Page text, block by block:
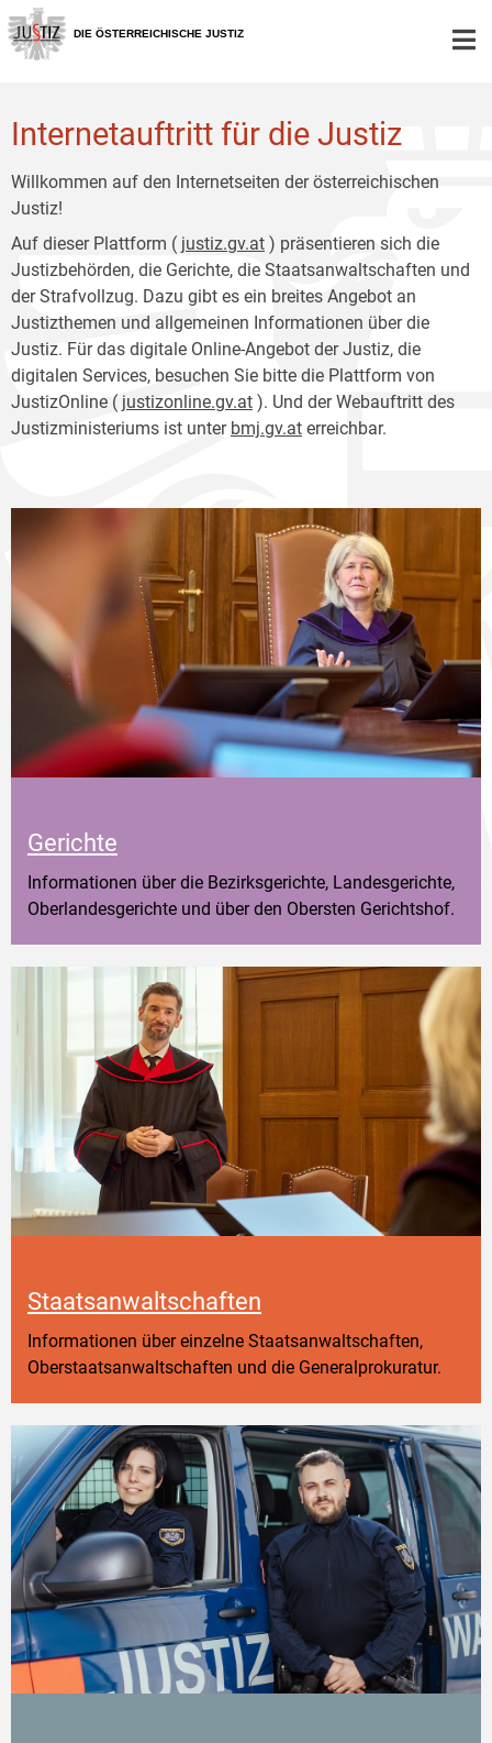
Zur
Hauptnavigation
[1]
Zum
Inhalt
[2]
DIE ÖSTERREICHISCHE JUSTIZ
Internetauftritt für die Justiz
Willkommen auf den Internetseiten der österreichischen
Justiz!
Auf dieser Plattform ( justiz.gv.at ) präsentieren sich die
Justizbehörden, die Gerichte, die Staatsanwaltschaften und
der Strafvollzug. Dazu gibt es ein breites Angebot an
Justizthemen und allgemeinen Informationen über die
Justiz. Für das digitale Online-Angebot der Justiz, die
digitalen Services, besuchen Sie bitte die Plattform von
JustizOnline ( justizonline.gv.at ). Und der Webauftritt des
Justizministeriums ist unter bmj.gv.at erreichbar.
Gerichte
Informationen über die Bezirksgerichte, Landesgerichte,
Oberlandesgerichte und über den Obersten Gerichtshof.
Staatsanwaltschaften
Informationen über einzelne Staatsanwaltschaften,
Oberstaatsanwaltschaften und die Generalprokuratur.